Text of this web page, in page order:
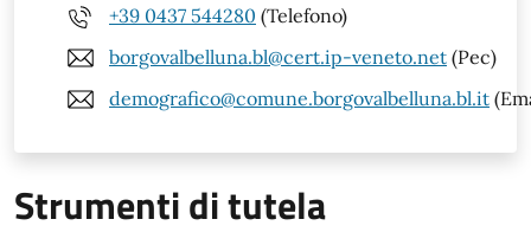
+39 0437 544280 (Telefono)
borgovalbelluna.bl@cert.ip-veneto.net (Pec)
demografico@comune.borgovalbelluna.bl.it
Strumenti di tutela